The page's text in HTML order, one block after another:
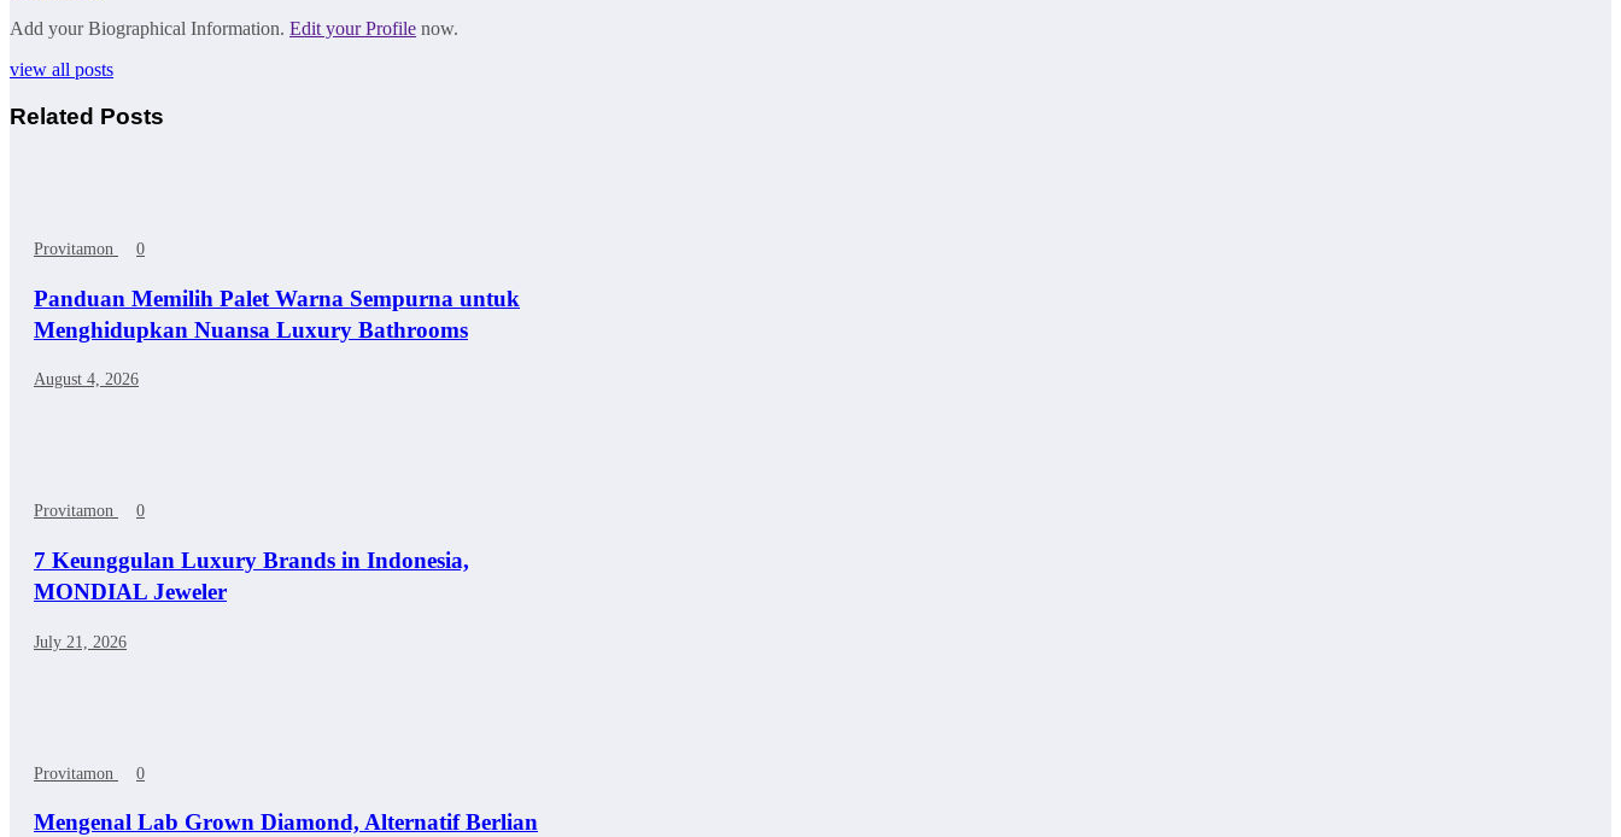
Add your Biographical Information. Edit your Profile now.
view all posts
Related Posts
Provitamon 0
Panduan Memilih Palet Warna Sempurna untuk
Menghidupkan Nuansa Luxury Bathrooms
August 4, 2026
Provitamon 0
7 Keunggulan Luxury Brands in Indonesia,
MONDIAL Jeweler
July 21, 2026
Provitamon 0
Mengenal Lab Grown Diamond, Alternatif Berlian